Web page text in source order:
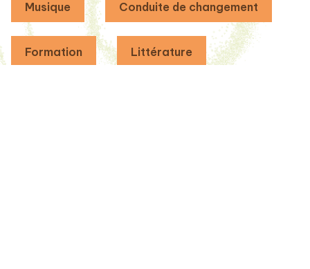
Musique Conduite de changement
Formation Littérature